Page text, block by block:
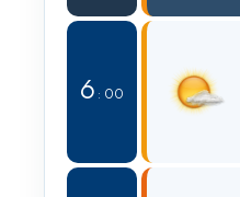
6 : 00